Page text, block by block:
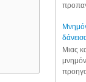
Μιας